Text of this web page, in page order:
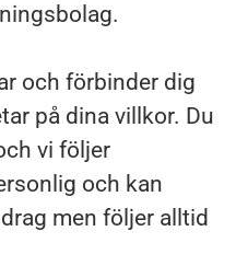
och förbinder dig
på dina villkor. Du
vi följer
och kan
men följer alltid